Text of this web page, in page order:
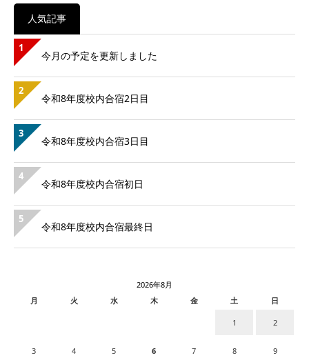
人気記事
1
今月の予定を更新しました
2
令和8年度校内合宿2日目
3
令和8年度校内合宿3日目
4
令和8年度校内合宿初日
5
令和8年度校内合宿最終日
2026年8月
月
火 水 木 金 土 日
1 2
3 4 5 6 7 8 9